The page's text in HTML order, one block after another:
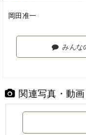
岡田准一
みんな
関連写真・動画